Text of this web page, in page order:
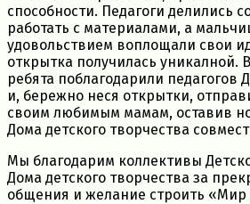
способности. Педагоги делились
работать с материалами, а
удовольствием воплощали свои
открытка получилась уникалной.
ребята поблагодарили педагогов
и, бережно неся открытки,
своим любимым мамам, оставив
Дома детского творчества
Мы благодарим коллективы
Дома детского творчества за
общения и желание строить «Мир